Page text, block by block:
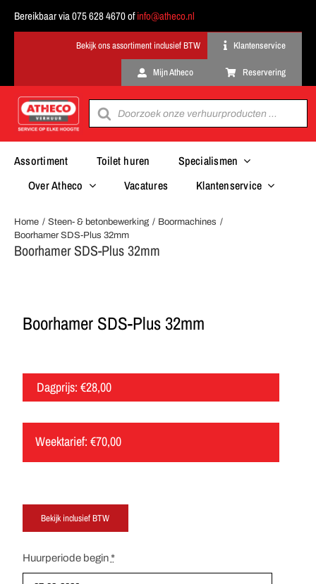
Bereikbaar via 075 628 4670 ofinfo@atheco.nl
Klantenservice
Mijn Atheco Reservering
Producten
zoeken
Assortiment Toilet huren
Specialismen
Over Atheco
Vacatures Klantenservice
Home Steen- & betonbewerking
Boormachines
Boorhamer SDS-Plus 32mm
Boorhamer SDS-Plus 32mm
Boorhamer SDS-Plus 32mm
Dagprijs: €28,00
Weektarief: €70,00
Huurperiode begin*